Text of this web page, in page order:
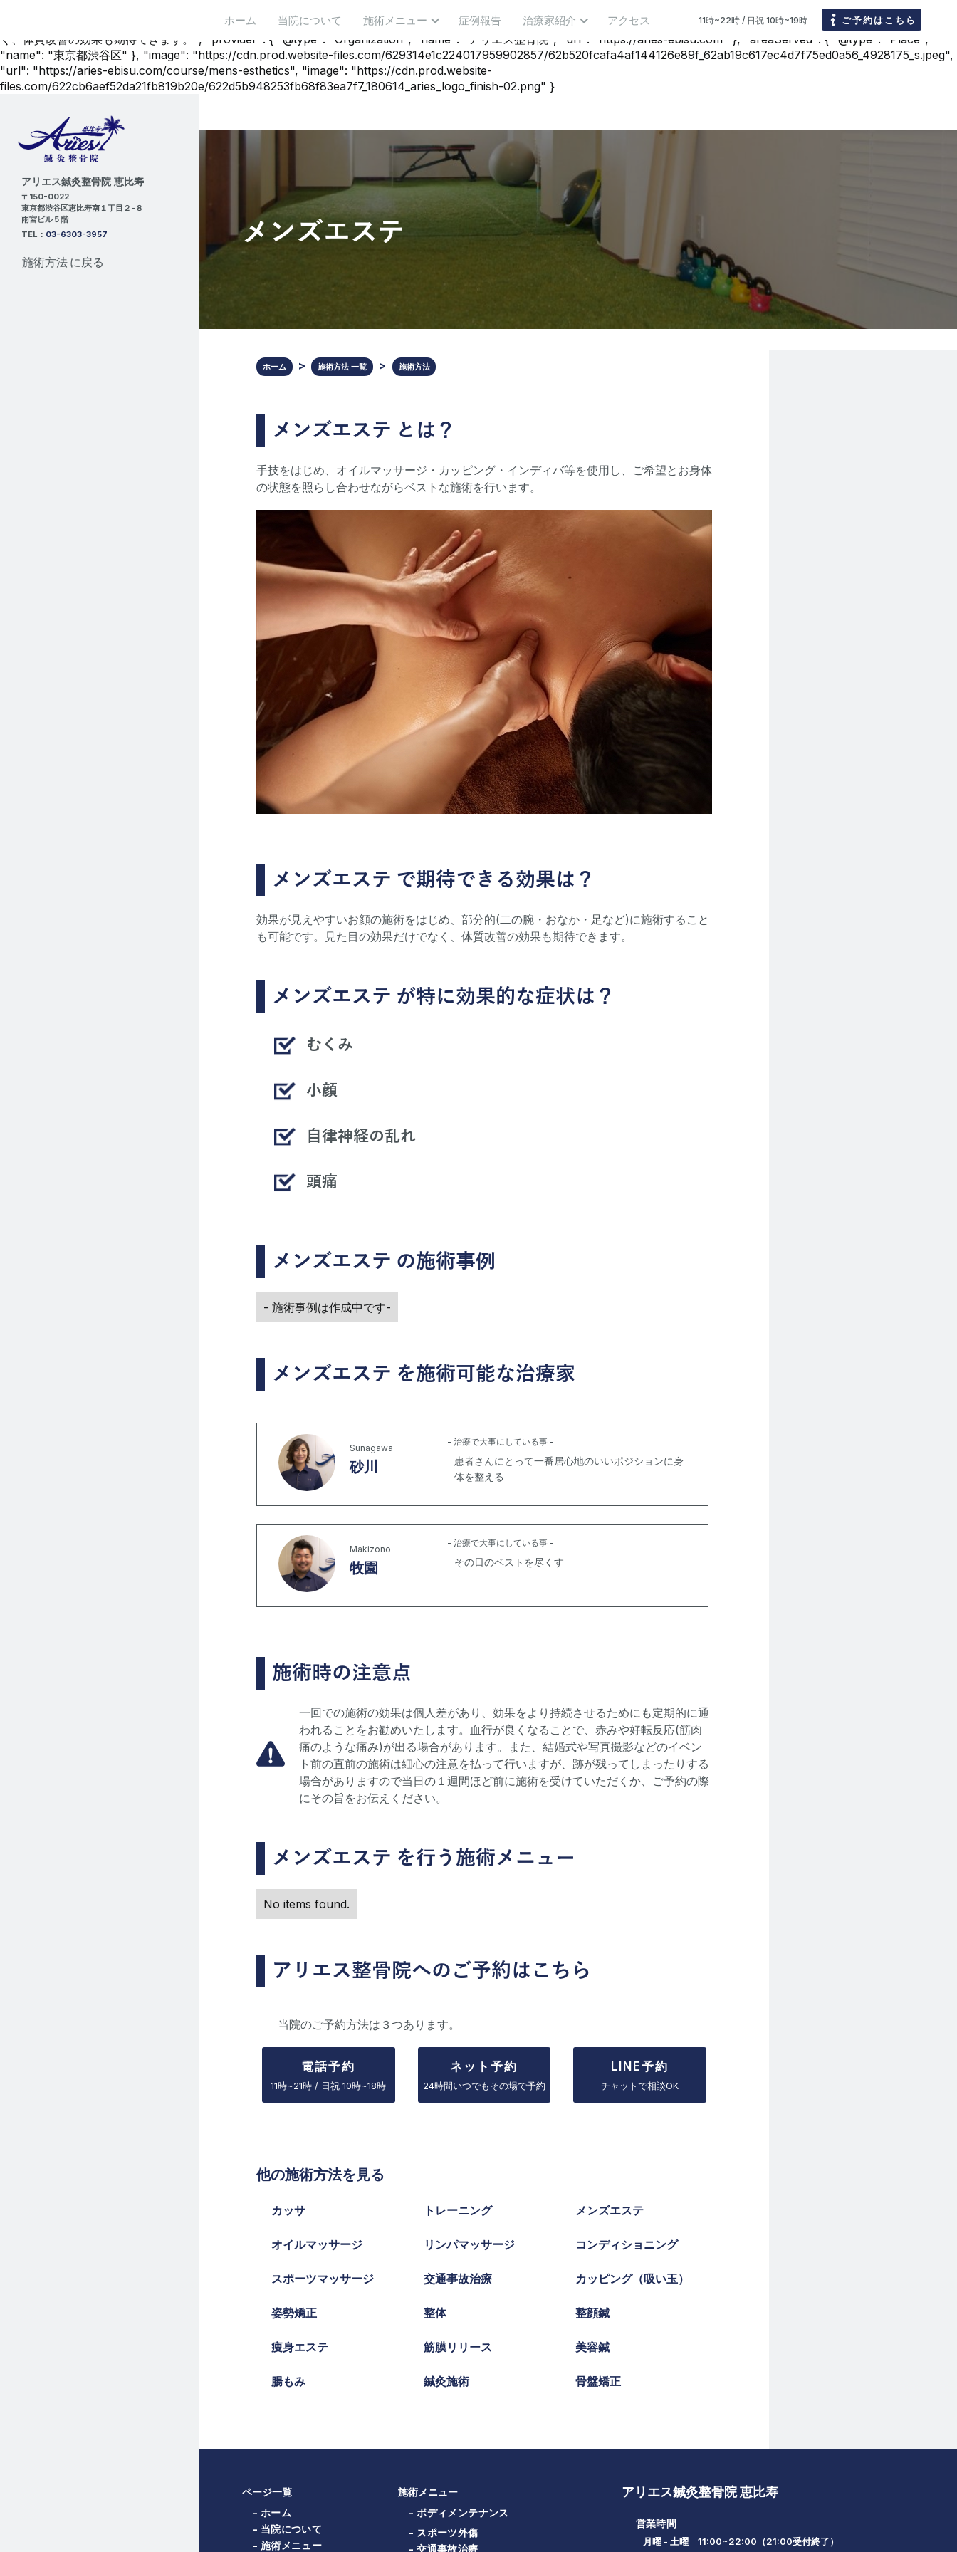
{ "@context": "https://schema.org", "@type": "Service", "name": "メンズエステ", "description": "手技をはじめ、オイルマッサージ・カッピング・インディバ等を使用し、ご希望とお
身体の状態を照らし合わせながらベストな施術を行います。効果が見えやすいお顔の施術をはじめ、部分的(二の腕・おなか・足など)に施術することも可能です。見た目の効果だけでな
く、体質改善の効果も期待できます。", "provider": { "@type": "Organization", "name": "アリエス整骨院", "url": "https://aries-ebisu.com" }, "areaServed": { "@type": "Place",
"name": "東京都渋谷区" }, "image": "https://cdn.prod.website-files.com/629314e1c224017959902857/62b520fcafa4af144126e89f_62ab19c617ec4d7f75ed0a56_4928175_s.jpeg",
"url": "https://aries-ebisu.com/course/mens-esthetics", "image": "https://cdn.prod.website-
files.com/622cb6aef52da21fb819b20e/622d5b948253fb68f83ea7f7_180614_aries_logo_finish-02.png" }
ホーム 当院について 施術メニュー 症例報告 治療家紹介 アクセス 11時~22時 / 日祝 10時~19時 ご予約はこちら
アリエス鍼灸整骨院 恵比寿
〒150-0022
東京都渋谷区恵比寿南１丁目２-８
雨宮ビル５階
TEL： 03-6303-3957
施術方法 に戻る
メンズエステ
ホーム 施術方法 一覧 施術方法
メンズエステ とは？
手技をはじめ、オイルマッサージ・カッピング・インディバ等を使用し、ご希望とお身体
の状態を照らし合わせながらベストな施術を行います。
メンズエステ で期待できる効果は？
効果が見えやすいお顔の施術をはじめ、部分的(二の腕・おなか・足など)に施術すること
も可能です。見た目の効果だけでなく、体質改善の効果も期待できます。
メンズエステ が特に効果的な症状は？
むくみ
小顔
自律神経の乱れ
頭痛
メンズエステ の施術事例
- 施術事例は作成中です-
メンズエステ を施術可能な治療家
Sunagawa
砂川
- 治療で大事にしている事 -
患者さんにとって一番居心地のいいポジションに身
体を整える
Makizono
牧園
- 治療で大事にしている事 -
その日のベストを尽くす
施術時の注意点
一回での施術の効果は個人差があり、効果をより持続させるためにも定期的に通
われることをお勧めいたします。血行が良くなることで、赤みや好転反応(筋肉
痛のような痛み)が出る場合があります。また、結婚式や写真撮影などのイベン
ト前の直前の施術は細心の注意を払って行いますが、跡が残ってしまったりする
場合がありますので当日の１週間ほど前に施術を受けていただくか、ご予約の際
にその旨をお伝えください。
メンズエステ を行う施術メニュー
No items found.
アリエス整骨院へのご予約はこちら
当院のご予約方法は３つあります。
電話予約
11時~21時 / 日祝 10時~18時
ネット予約
24時間いつでもその場で予約
LINE予約
チャットで相談OK
他の施術方法を見る
カッサ トレーニング メンズエステ
オイルマッサージ リンパマッサージ コンディショニング
スポーツマッサージ 交通事故治療 カッピング（吸い玉）
姿勢矯正 整体 整顔鍼
痩身エステ 筋膜リリース 美容鍼
腸もみ 鍼灸施術 骨盤矯正
ページ一覧
- ホーム
- 当院について
- 施術メニュー
施術メニュー
- ボディメンテナンス
- スポーツ外傷
- 交通事故治療
アリエス鍼灸整骨院 恵比寿
営業時間
月曜 - 土曜 11:00~22:00（21:00受付終了）